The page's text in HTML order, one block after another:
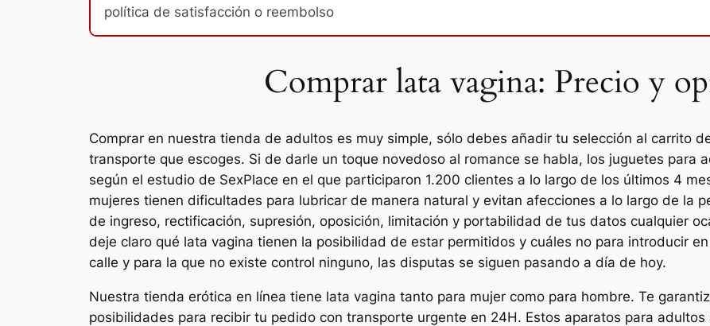
política de satisfacción o reembolso
Comprar lata vagina: Precio y
Comprar en nuestra tienda de adultos es muy simple, sólo debes añadir tu selección al carrito
transporte que escoges. Si de darle un toque novedoso al romance se habla, los juguetes para
según el estudio de SexPlace en el que participaron 1.200 clientes a lo largo de los últimos 4
mujeres tienen dificultades para lubricar de manera natural y evitan afecciones a lo largo de la
de ingreso, rectificación, supresión, oposición, limitación y portabilidad de tus datos cualquier
deje claro qué lata vagina tienen la posibilidad de estar permitidos y cuáles no para introducir
calle y para la que no existe control ninguno, las disputas se siguen pasando a día de hoy.
Nuestra tienda erótica en línea tiene lata vagina tanto para mujer como para hombre. Te
posibilidades para recibir tu pedido con transporte urgente en 24H. Estos aparatos para